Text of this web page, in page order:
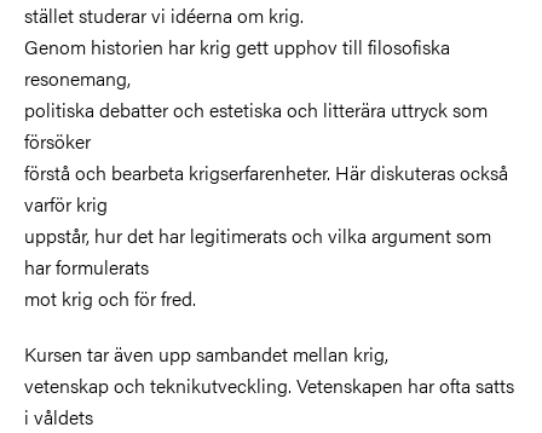
stället studerar vi idéerna om krig.
Genom historien har krig gett upphov till filosofiska
resonemang,
politiska debatter och estetiska och litterära uttryck som
försöker
förstå och bearbeta krigserfarenheter. Här diskuteras också
varför krig
uppstår, hur det har legitimerats och vilka argument som
har formulerats
mot krig och för fred.
Kursen tar även upp sambandet mellan krig,
vetenskap och teknikutveckling. Vetenskapen har ofta satts
i våldets